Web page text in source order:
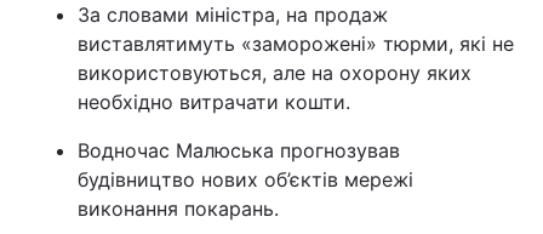
За словами міністра, на продаж
виставлятимуть «заморожені» тюрми, які не
використовуються, але на охорону яких
необхідно витрачати кошти.
Водночас Малюська прогнозував
будівництво нових об’єктів мережі
виконання покарань.